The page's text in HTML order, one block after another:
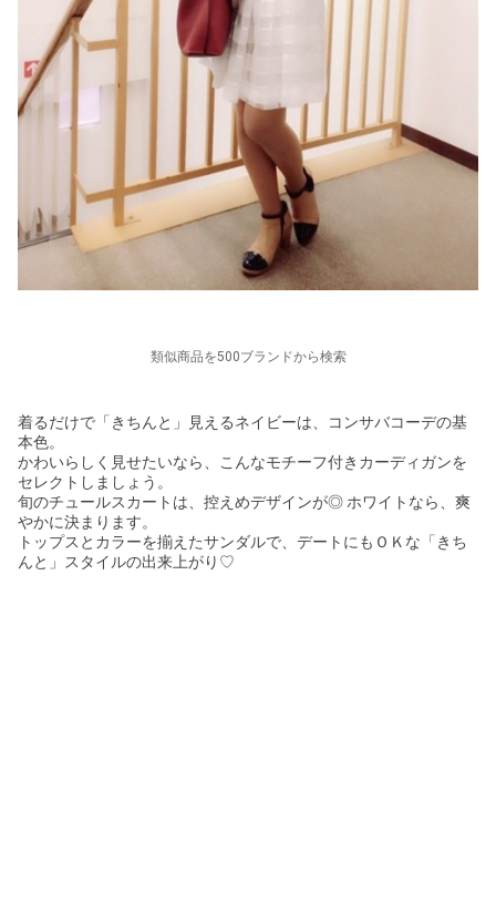
類似商品を500ブランドから検索
着るだけで「きちんと」見えるネイビーは、コンサバコーデの基
本色。
かわいらしく見せたいなら、こんなモチーフ付きカーディガンを
セレクトしましょう。
旬のチュールスカートは、控えめデザインが◎ ホワイトなら、爽
やかに決まります。
トップスとカラーを揃えたサンダルで、デートにもＯＫな「きち
んと」スタイルの出来上がり♡